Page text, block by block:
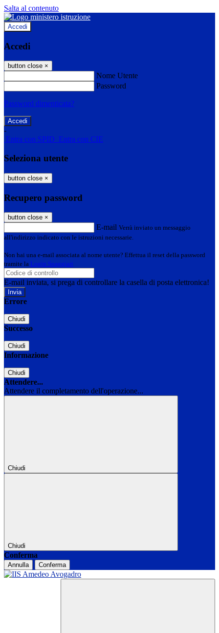
Salta al contenuto
Accedi
Accedi
button close ×
Nome Utente
Password
Password dimenticata?
-
Entra con SPID Entra con CIE
Seleziona utente
button close ×
Recupero password
button close ×
E-mail Verrà inviato un messaggio
all'indirizzo indicato con le istruzioni necessarie.
Non hai una e-mail associata al nome utente? Effettua il reset della password
tramite la Login Spaggiari
E-mail inviata, si prega di controllare la casella di posta elettronica!
Errore
Chiudi
Successo
Chiudi
Informazione
Chiudi
Attendere...
Attendere il completamento dell'operazione...
Chiudi
Chiudi
Conferma
Annulla Conferma